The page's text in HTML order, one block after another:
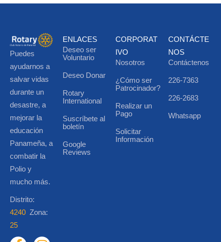
Puedes
ayudarnos a
salvar vidas
durante un
desastre, a
mejorar la
educación
Panameña, a
combatir la
Polio y
mucho más.
Distrito:
4240 Zona:
25
ENLACES
Deseo ser
Voluntario
Deseo Donar
Rotary
International
Suscríbete al
boletín
Google
Reviews
CORPORAT
IVO
Nosotros
¿Cómo ser
Patrocinador?
Realizar un
Pago
Solicitar
Información
CONTÁCTE
NOS
Contáctenos
226-7363
226-2683
Whatsapp